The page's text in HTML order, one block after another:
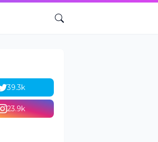
39.3k
23.9k